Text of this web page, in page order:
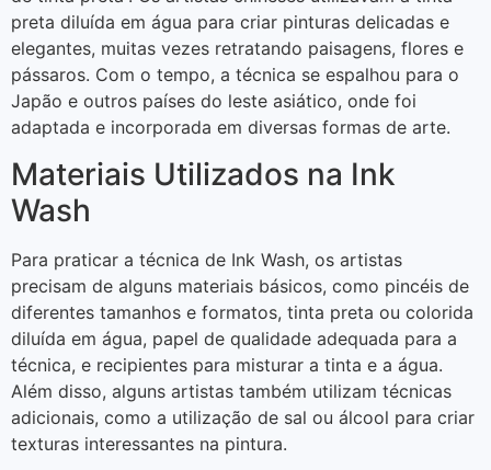
preta diluída em água para criar pinturas delicadas e
elegantes, muitas vezes retratando paisagens, flores e
pássaros. Com o tempo, a técnica se espalhou para o
Japão e outros países do leste asiático, onde foi
adaptada e incorporada em diversas formas de arte.
Materiais Utilizados na Ink
Wash
Para praticar a técnica de Ink Wash, os artistas
precisam de alguns materiais básicos, como pincéis de
diferentes tamanhos e formatos, tinta preta ou colorida
diluída em água, papel de qualidade adequada para a
técnica, e recipientes para misturar a tinta e a água.
Além disso, alguns artistas também utilizam técnicas
adicionais, como a utilização de sal ou álcool para criar
texturas interessantes na pintura.